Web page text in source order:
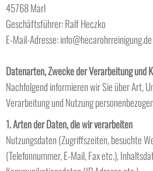
45768 Marl
Geschäftsführer: Ralf Heczko
E-Mail-Adresse: info@hecarohrreinigung.de
Datenarten, Zwecke der Verarbeitung und
Nachfolgend informieren wir Sie über Art,
Verarbeitung und Nutzung
1. Arten der Daten, die wir verarbeiten
Nutzungsdaten (Zugriffszeiten, besuchte
(Telefonnummer, E-Mail, Fax etc.),